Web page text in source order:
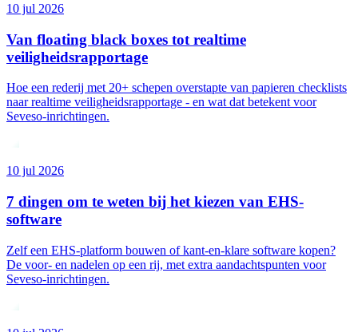
10 jul 2026
Van floating black boxes tot realtime
veiligheidsrapportage
Hoe een rederij met 20+ schepen overstapte van papieren checklists
naar realtime veiligheidsrapportage - en wat dat betekent voor
Seveso-inrichtingen.
10 jul 2026
7 dingen om te weten bij het kiezen van EHS-
software
Zelf een EHS-platform bouwen of kant-en-klare software kopen?
De voor- en nadelen op een rij, met extra aandachtspunten voor
Seveso-inrichtingen.